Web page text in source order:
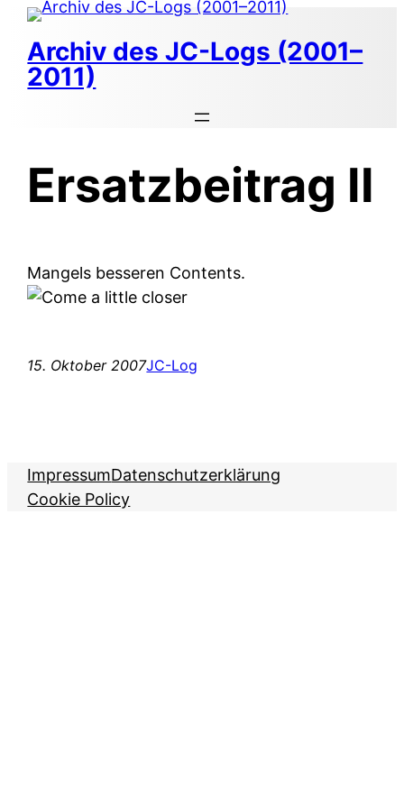
Zum
Inhalt
springen
Archiv des JC-Logs (2001–
2011)
Ersatzbeitrag II
Mangels besseren Contents.
15. Oktober 2007JC-Log
ImpressumDatenschutzerklärung
Cookie Policy